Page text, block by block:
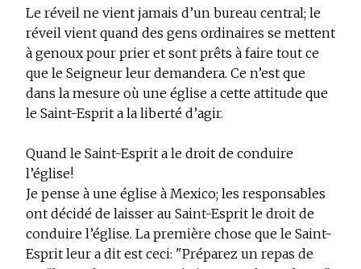
Le réveil ne vient jamais d’un bureau central; le
réveil vient quand des gens ordinaires se mettent
à genoux pour prier et sont prêts à faire tout ce
que le Seigneur leur demandera. Ce n’est que
dans la mesure où une église a cette attitude que
le Saint-Esprit a la liberté d’agir.
Quand le Saint-Esprit a le droit de conduire
l’église!
Je pense à une église à Mexico; les responsables
ont décidé de laisser au Saint-Esprit le droit de
conduire l’église. La première chose que le Saint-
Esprit leur a dit est ceci: "Préparez un repas de